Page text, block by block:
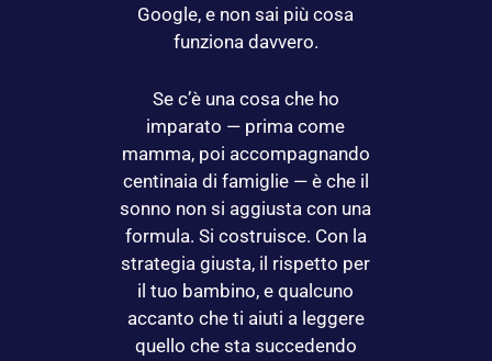
Google, e non sai più cosa
funziona davvero.
Se c’è una cosa che ho
imparato — prima come
mamma, poi accompagnando
centinaia di famiglie — è che il
sonno non si aggiusta con una
formula. Si costruisce. Con la
strategia giusta, il rispetto per
il tuo bambino, e qualcuno
accanto che ti aiuti a leggere
quello che sta succedendo